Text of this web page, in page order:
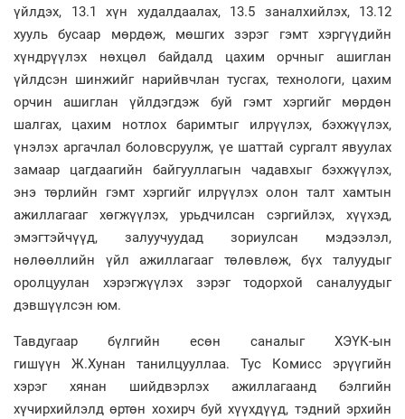
үйлдэх, 13.1 хүн худалдаалах, 13.5 заналхийлэх, 13.12
хууль бусаар мөрдөж, мөшгих зэрэг гэмт хэргүүдийн
хүндрүүлэх нөхцөл байдалд цахим орчныг ашиглан
үйлдсэн шинжийг нарийвчлан тусгах, технологи, цахим
орчин ашиглан үйлдэгдэж буй гэмт хэргийг мөрдөн
шалгах, цахим нотлох баримтыг илрүүлэх, бэхжүүлэх,
үнэлэх аргачлал боловсруулж, үе шаттай сургалт явуулах
замаар цагдаагийн байгууллагын чадавхыг бэхжүүлэх,
энэ төрлийн гэмт хэргийг илрүүлэх олон талт хамтын
ажиллагааг хөгжүүлэх, урьдчилсан сэргийлэх, хүүхэд,
эмэгтэйчүүд, залуучуудад зориулсан мэдээлэл,
нөлөөллийн үйл ажиллагааг төлөвлөж, бүх талуудыг
оролцуулан хэрэгжүүлэх зэрэг тодорхой саналуудыг
дэвшүүлсэн юм.
Тавдугаар бүлгийн есөн саналыг ХЭҮК-ын
гишүүн Ж.Хунан танилцууллаа. Тус Комисс эрүүгийн
хэрэг хянан шийдвэрлэх ажиллагаанд бэлгийн
хүчирхийлэлд өртөн хохирч буй хүүхдүүд, тэдний эрхийн